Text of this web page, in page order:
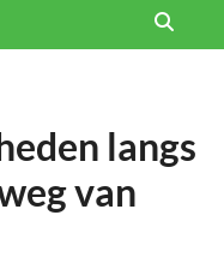
langs
van